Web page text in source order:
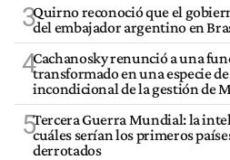
3Quirno reconoció que el
del embajador argentino en
4Cachanosky renunció a una
transformado en una especie
incondicional de la gestión de
5Tercera Guerra Mundial: la
cuáles serían los primeros
derrotados